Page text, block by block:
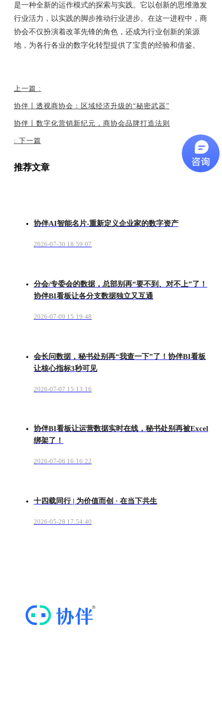
是一种全新的运作模式的探索与实践。它以创新的思维激发
行业活力，以实践的脚步推动行业进步。在这一进程中，商
协会不仅扮演着改革先锋的角色，还成为行业创新的策源
地，为各行各业的数字化转型提供了宝贵的经验和借鉴。
上一篇 :
协伴丨透视商协会：区域经济升级的“秘密武器”
协伴丨数字化营销新纪元，商协会品牌打造法则
: 下一篇
推荐文章
协伴AI智能名片-重新定义企业家的数字资产
2026-07-30 18:59:07
分会/专委会的数据，总部别再“要不到、对不上”了！
协伴BI看板让各分支数据独立又互通
2026-07-09 15:19:48
会长问数据，秘书处别再“我查一下”了！协伴BI看板
让核心指标3秒可见
2026-07-07 15:13:16
协伴BI看板让运营数据实时在线，秘书处别再被Excel
绑架了！
2026-07-06 16:16:22
十四载同行 | 为价值而创 · 在当下共生
2026-05-28 17:54:40